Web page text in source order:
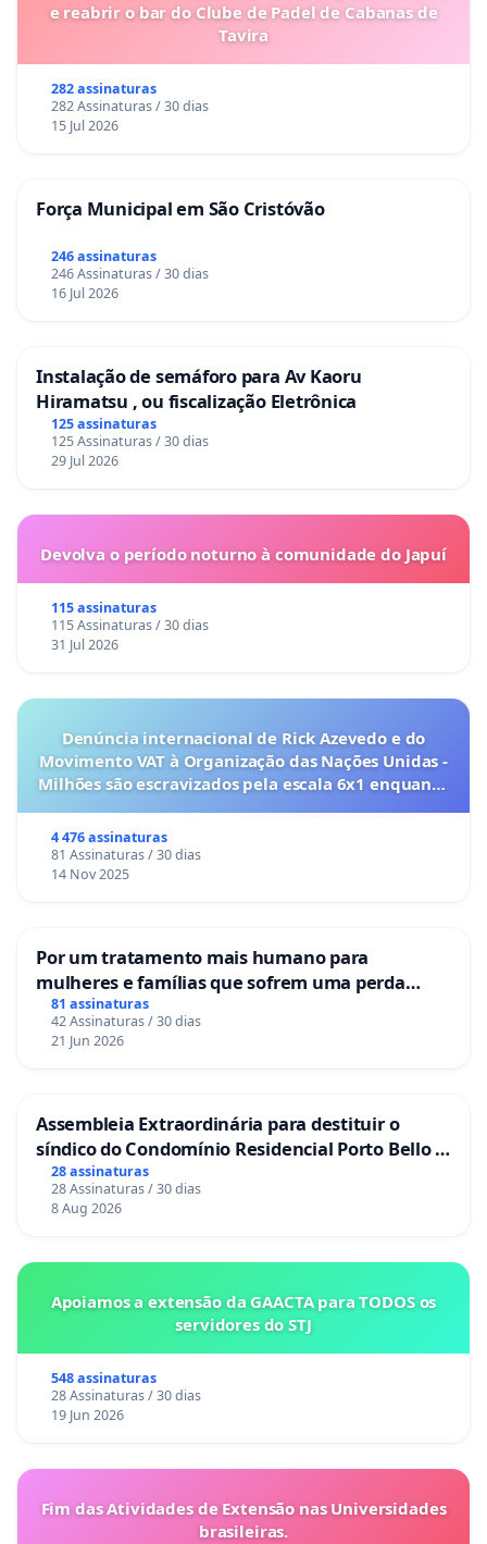
e reabrir o bar do Clube de Padel de Cabanas de
Tavira
282 assinaturas
282 Assinaturas / 30 dias
15 Jul 2026
Força Municipal em São Cristóvão
246 assinaturas
246 Assinaturas / 30 dias
16 Jul 2026
Instalação de semáforo para Av Kaoru
Hiramatsu , ou fiscalização Eletrônica
125 assinaturas
125 Assinaturas / 30 dias
29 Jul 2026
Devolva o período noturno à comunidade do Japuí
115 assinaturas
115 Assinaturas / 30 dias
31 Jul 2026
Denúncia internacional de Rick Azevedo e do
Movimento VAT à Organização das Nações Unidas -
Milhões são escravizados pela escala 6x1 enquanto
4 476 assinaturas
81 Assinaturas / 30 dias
14 Nov 2025
Por um tratamento mais humano para
mulheres e famílias que sofrem uma perda
gestacional nos hospitais portugueses
81 assinaturas
42 Assinaturas / 30 dias
21 Jun 2026
Assembleia Extraordinária para destituir o
síndico do Condomínio Residencial Porto Bello -
La Casa
28 assinaturas
28 Assinaturas / 30 dias
8 Aug 2026
Apoiamos a extensão da GAACTA para TODOS os
servidores do STJ
548 assinaturas
28 Assinaturas / 30 dias
19 Jun 2026
Fim das Atividades de Extensão nas Universidades
brasileiras.